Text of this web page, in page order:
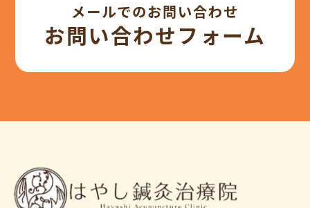
メールでのお問い合わせ
お問い合わせフォーム